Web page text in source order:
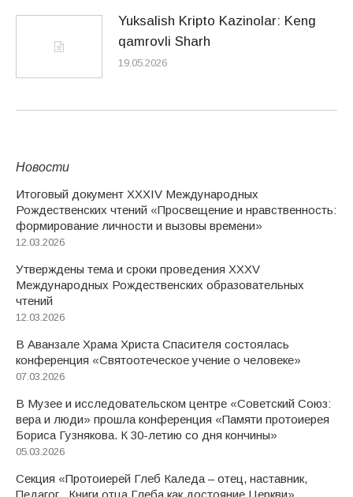
Yuksalish Kripto Kazinolar: Keng
qamrovli Sharh
19.05.2026
Новости
Итоговый документ XXХIV Международных
Рождественских чтений «Просвещение и нравственность:
формирование личности и вызовы времени»
12.03.2026
Утверждены тема и сроки проведения XXXV
Международных Рождественских образовательных
чтений
12.03.2026
В Аванзале Храма Христа Спасителя состоялась
конференция «Святоотеческое учение о человеке»
07.03.2026
В Музее и исследовательском центре «Советский Союз:
вера и люди» прошла конференция «Памяти протоиерея
Бориса Гузнякова. К 30-летию со дня кончины»
05.03.2026
Секция «Протоиерей Глеб Каледа – отец, наставник,
Педагог. Книги отца Глеба как достояние Церкви»